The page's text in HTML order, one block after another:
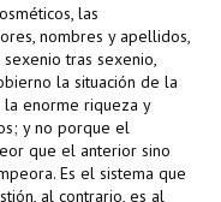
las
nombres y apellidos,
tras sexenio,
la situación de la
enorme riqueza y
y no porque el
que el anterior sino
Es el sistema que
al contrario, es al